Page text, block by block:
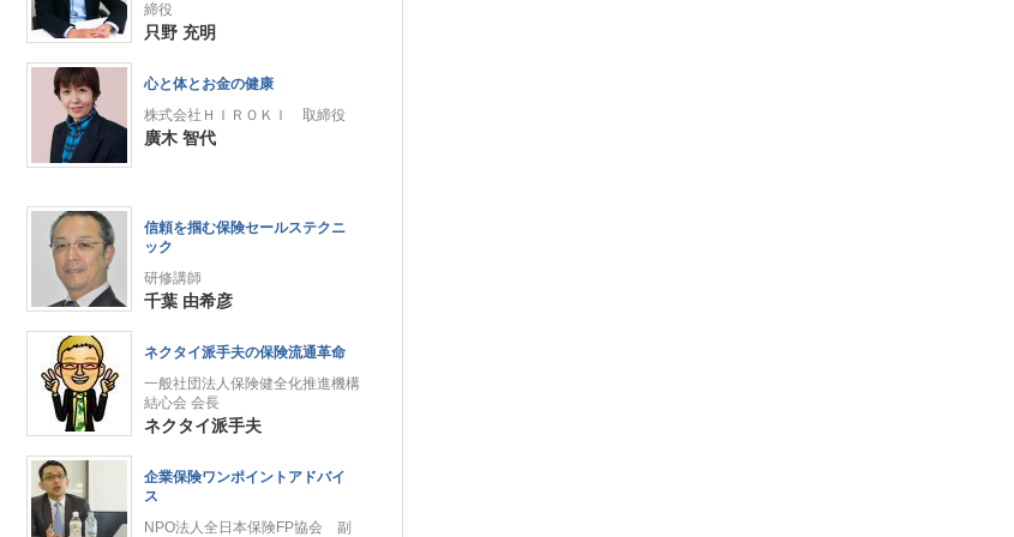
締役
只野 充明
心と体とお金の健康
株式会社ＨＩＲＯＫＩ 取締役
廣木 智代
信頼を掴む保険セールステクニ
ック
研修講師
千葉 由希彦
ネクタイ派手夫の保険流通革命
一般社団法人保険健全化推進機構
結心会 会長
ネクタイ派手夫
企業保険ワンポイントアドバイ
ス
NPO法人全日本保険FP協会 副